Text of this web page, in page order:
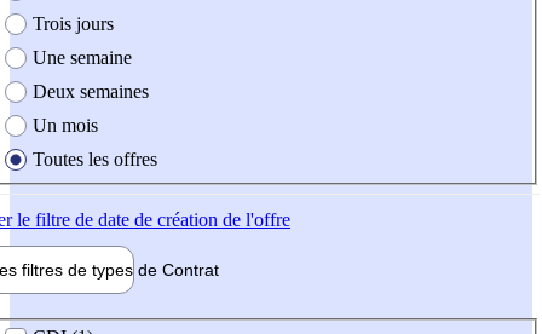
Trois jours
Une semaine
Deux semaines
Un mois
Toutes les offres
le filtre de date de création de l'offre
filtres de types de Contrat